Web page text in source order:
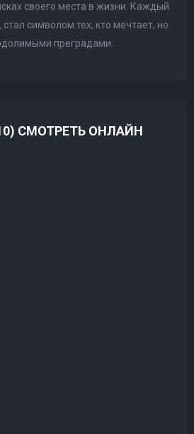
своего места в жизни. Каждый
стал символом тех, кто мечтает, но
преградами.
СМОТРЕТЬ ОНЛАЙН